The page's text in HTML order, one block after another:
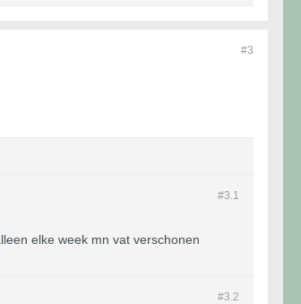
#3
#3. 1
elke week mn vat verschonen
#3. 2